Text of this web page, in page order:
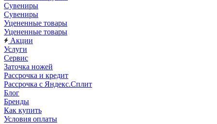
Сувениры
Сувениры
Уцененные товары
Уцененные товары
Акции
Услуги
Сервис
Заточка ножей
Рассрочка и кредит
Рассрочка с Яндекс.Сплит
Блог
Бренды
Как купить
Условия оплаты